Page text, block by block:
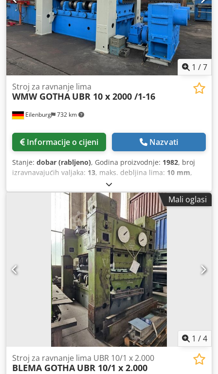
Glavni pogon / nazivna snaga glavnog pogona: 90 kW
Crodpfx Ajzly Rqjhbjf Ukupna priključna snaga: 138 kW
1 /7
Eilenburg 732 km
Stroj za ravnanje lima
WMW GOTHA UBR 10 x 2000 /1-16
Informacije o cijeni Nazvati
Stanje: dobar (rabljeno), Godina proizvodnje: 1982, broj
izravnavajućih valjaka: 13, maks. debljina lima: 10 mm,
Godina proizvodnje: 1982/2024 Širina lima: 2000 mm
Debljina lima - max.: 10 mm Debljina lima - min.: 3 mm
Broj ravnalnih valjaka: 13 valjaka Promjer ravnalnih valjaka:
145 mm Brzina ravnanja: 16 m/min Dužina valjka: 2330
mm Međusobni razmak ravnalnih valjaka: 150 mm Promjer
potpornih valjaka: 290 mm Glavni pogonski motor: 30 kW
Težina: 32 t Dodatne informacije - Broj potpornih valjaka:
21/24 - Broj potpornja (gore/dolje): 3/3 - Brzina hoda
traverse: 0,71 mm/s Crodjzly Nmopfx Ahbof - Hod traverse:
-18 mm do +42 mm - Maks. nagib donje traverse: 8 mm
Mali oglasi
1 /4
Stroj za ravnanje lima UBR 10/1 x 2.000
BLEMA GOTHA UBR 10/1 x 2.000